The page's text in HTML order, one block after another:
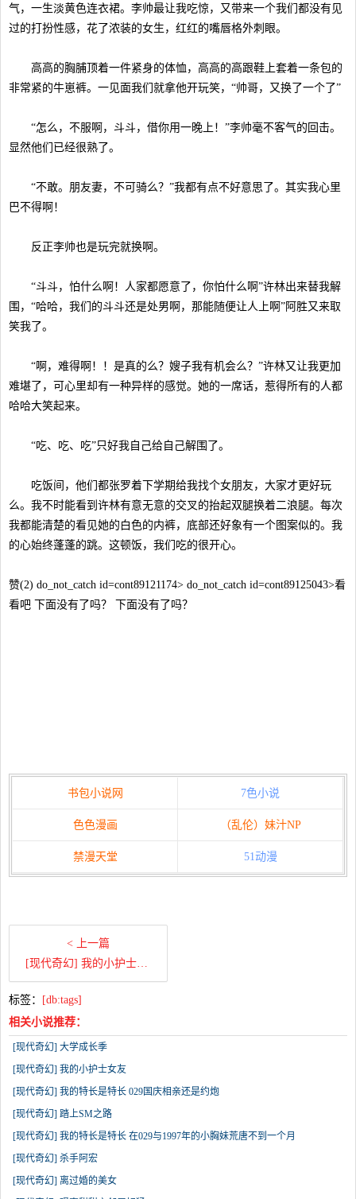
气，一生淡黄色连衣裙。李帅最让我吃惊，又带来一个我们都没有见
过的打扮性感，花了浓装的女生，红红的嘴唇格外刺眼。
高高的胸脯顶着一件紧身的体恤，高高的高跟鞋上套着一条包的
非常紧的牛崽裤。一见面我们就拿他开玩笑，“帅哥，又换了一个了”
“怎么，不服啊，斗斗，借你用一晚上！”李帅毫不客气的回击。
显然他们已经很熟了。
“不敢。朋友妻，不可骑么？”我都有点不好意思了。其实我心里
巴不得啊！
反正李帅也是玩完就换啊。
“斗斗，怕什么啊！人家都愿意了，你怕什么啊”许林出来替我解
围，“哈哈，我们的斗斗还是处男啊，那能随便让人上啊”阿胜又来取
笑我了。
“啊，难得啊！！是真的么？嫂子我有机会么？”许林又让我更加
难堪了，可心里却有一种异样的感觉。她的一席话，惹得所有的人都
哈哈大笑起来。
“吃、吃、吃”只好我自己给自己解围了。
吃饭间，他们都张罗着下学期给我找个女朋友，大家才更好玩
么。我不时能看到许林有意无意的交叉的抬起双腿换着二浪腿。每次
我都能清楚的看见她的白色的内裤，底部还好象有一个图案似的。我
的心始终蓬蓬的跳。这顿饭，我们吃的很开心。
赞(2) do_not_catch id=cont89121174> do_not_catch id=cont89125043>看
看吧 下面没有了吗？ 下面没有了吗？
书包小说网 7色小说
色色漫画 （乱伦）妹汁NP
禁漫天堂 51动漫
< 上一篇
[现代奇幻] 我的小护士女友
标签：
[db:tags]
相关小说推荐：
[现代奇幻] 大学成长季
[现代奇幻] 我的小护士女友
[现代奇幻] 我的特长是特长 029国庆相亲还是约炮
[现代奇幻] 踏上SM之路
[现代奇幻] 我的特长是特长 在029与1997年的小胸妹荒唐不到一个月
[现代奇幻] 杀手阿宏
[现代奇幻] 离过婚的美女